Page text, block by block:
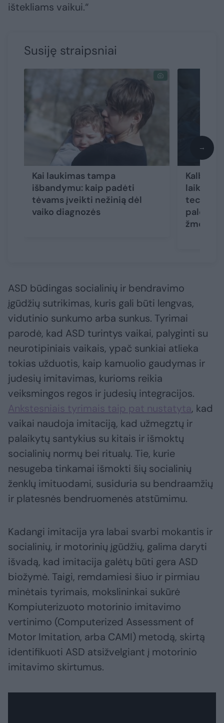
ištekliams vaikui.“
Susiję straipsniai
Kai laukimas tampa
išbandymu: kaip padėti
tėvams įveikti nežinią dėl
vaiko diagnozės
žmonių
→
ASD būdingas socialinių ir bendravimo
įgūdžių sutrikimas, kuris gali būti lengvas,
vidutinio sunkumo arba sunkus. Tyrimai
parodė, kad ASD turintys vaikai, palyginti su
neurotipiniais vaikais, ypač sunkiai atlieka
tokias užduotis, kaip kamuolio gaudymas ir
judesių imitavimas, kurioms reikia
veiksmingos regos ir judesių integracijos.
Ankstesniais tyrimais taip pat nustatyta, kad
vaikai naudoja imitaciją, kad užmegztų ir
palaikytų santykius su kitais ir išmoktų
socialinių normų bei ritualų. Tie, kurie
nesugeba tinkamai išmokti šių socialinių
ženklų imituodami, susiduria su bendraamžių
ir platesnės bendruomenės atstūmimu.
Kadangi imitacija yra labai svarbi mokantis ir
socialinių, ir motorinių įgūdžių, galima daryti
išvadą, kad imitacija galėtų būti gera ASD
biožymė. Taigi, remdamiesi šiuo ir pirmiau
minėtais tyrimais, mokslininkai sukūrė
Kompiuterizuoto motorinio imitavimo
vertinimo (Computerized Assessment of
Motor Imitation, arba CAMI) metodą, skirtą
identifikuoti ASD atsižvelgiant į motorinio
imitavimo skirtumus.